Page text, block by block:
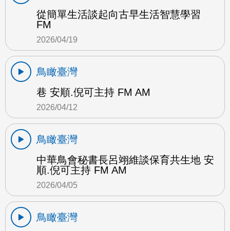
從簡單生活談起向古早生活智慧學習
FM
2026/04/19
鳥瞰臺灣
巷 安順.倪可主持 FM AM
2026/04/12
鳥瞰臺灣
中華鳥會秘書長呂翊維談保育共生地 安
順.倪可主持 FM AM
2026/04/05
鳥瞰臺灣